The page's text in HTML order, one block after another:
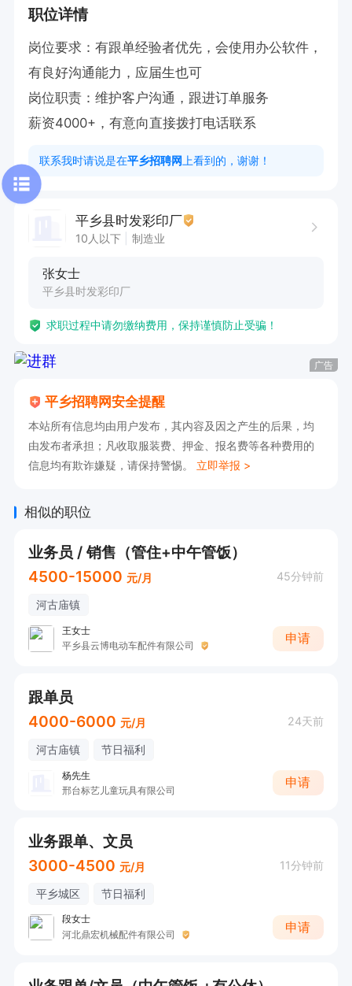
职位详情
岗位要求：有跟单经验者优先，会使用办公软件，
有良好沟通能力，应届生也可
岗位职责：维护客户沟通，跟进订单服务
薪资4000+，有意向直接拨打电话联系
联系我时请说是在平乡招聘网 上看到的，谢谢！
平乡县时发彩印厂
10人以下 制造业
张女士
平乡县时发彩印厂
求职过程中请勿缴纳费用，保持谨慎防止受骗！
广告
平乡招聘网安全提醒
本站所有信息均由用户发布，其内容及因之产生的后果，均
由发布者承担；凡收取服装费、押金、报名费等各种费用的
信息均有欺诈嫌疑，请保持警惕。 立即举报 >
相似的职位
业务员 / 销售（管住+中午管饭）
4500-15000 元/月 45分钟前
河古庙镇
王女士
平乡县云博电动车配件有限公司
申请
跟单员
4000-6000 元/月 24天前
河古庙镇 节日福利
杨先生
邢台标艺儿童玩具有限公司
申请
业务跟单、文员
3000-4500 元/月 11分钟前
平乡城区 节日福利
段女士
河北鼎宏机械配件有限公司
申请